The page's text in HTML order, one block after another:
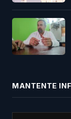
MANTENTE